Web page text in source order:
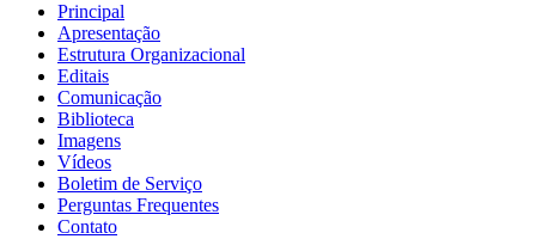
Principal
Apresentação
Estrutura Organizacional
Editais
Comunicação
Biblioteca
Imagens
Vídeos
Boletim de Serviço
Perguntas Frequentes
Contato